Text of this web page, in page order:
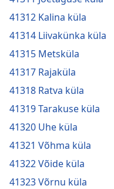
41312 Kalina küla
41314 Liivakünka küla
41315 Metsküla
41317 Rajaküla
41318 Ratva küla
41319 Tarakuse küla
41320 Uhe küla
41321 Võhma küla
41322 Võide küla
41323 Võrnu küla